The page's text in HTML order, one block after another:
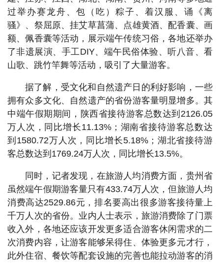
过举办赛龙舟、包（吃）粽子、着汉服、诵《离
骚》、祭屈原、挂艾草菖蒲、点雄黄酒、配香囊、画
额、佩香囊等活动，展示端午传统习俗，各地还举办
了非遗展演、手工DIY、端午民俗体验、听八音、看
山歌、跳竹竿舞等活动，吸引了大量游客。
据了解，受文化和自然遗产日的利好影响，一些
拥有众多文化、自然遗产的省份游客量明显增多。其
中端午假期期间，陕西省接待游客总数达到2126.05
万人次，同比增长11.13%；湖南省接待游客总数达
到1580.72万人次，同比增长5.18%；湖北省接待游
客总数达到1769.24万人次，同比增长13.5%。
同时，记者发现，在旅游人均消费方面，贵州省
虽然端午假期游客量只有433.74万人次，但旅游人均
消费高达2529.86元，排名要高出很多游客接待量上
千万人次的省份。业内人士表示，旅游消费除了门票
收入外，各地还应该开发更多适合游客休闲需求的二
次消费内容，让游客能够呆得住、体验更多元才行，
此外住宿、餐饮等配套设施的完善也能拉动游客的消